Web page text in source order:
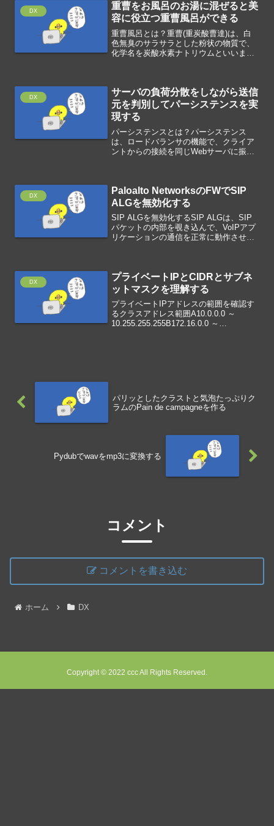
い服装ガソリン食料ウェッ...
DX
重曹をお風呂のお湯に混ぜると美
容に役立つ重曹風呂ができる
重曹風呂とは？重曹(重炭酸曹達)は、白
色無臭のサラサラとした粉状の物質で、
化学名を炭酸水素ナトリウムといいま
呂のお湯に混ぜると、美容...
DX
サーバの負荷分散をしながら送信
元を判別してパーシステンスを実
現する
パーシステンスとは？パーシステンス
は、ロードバランサの機能で、クライア
ントからの接続を同じWebサーバに振り
サーバに転送するシステム...
DX
Paloalto NetworksのFWでSIP
ALGを無効化する
SIP ALGを無効化するSIP ALGは、SIP
パケットの内部を覗き込んで、VoIPアプ
リケーションの通信を正常に動作させる
DX
プライベートIPとCIDRとサブネ
ットマスクを理解する
プライベートIPアドレスの範囲を確認す
るクラスアドレス範囲A10.0.0.0 ～
10.255.255.255B172.16.0.0 ～
パリッとしたクラストと気泡たっぷりク
ラムのPain de campagneを作る
Pydubでwavをmp3に変換する
コメント
コメントを書き込む
ホーム DX
Copyright © 2022 ccc All Rights Reserved.